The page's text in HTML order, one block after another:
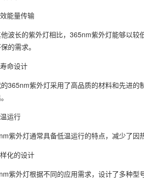
量传输
长的紫外灯相比，365nm紫外灯能够以较
的需求。
命设计
紫外灯采用了高品质的材料和先进的
运行
外灯通常具备低温运行的特点，减少了因
的设计
外灯根据不同的应用需求，设计了多种型